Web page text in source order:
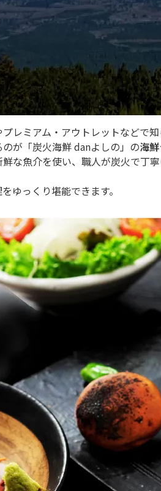
レミアム・アウトレットなどで知
が「炭火海鮮 danよしの」の海
な魚介を使い、職人が炭火で丁
ゆっくり堪能できます。